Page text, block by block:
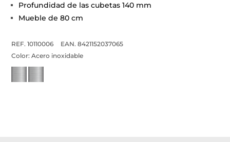
Profundidad de las cubetas 140 mm
Mueble de 80 cm
REF. 10110006
EAN. 8421152037065
Color:Acero inoxidable